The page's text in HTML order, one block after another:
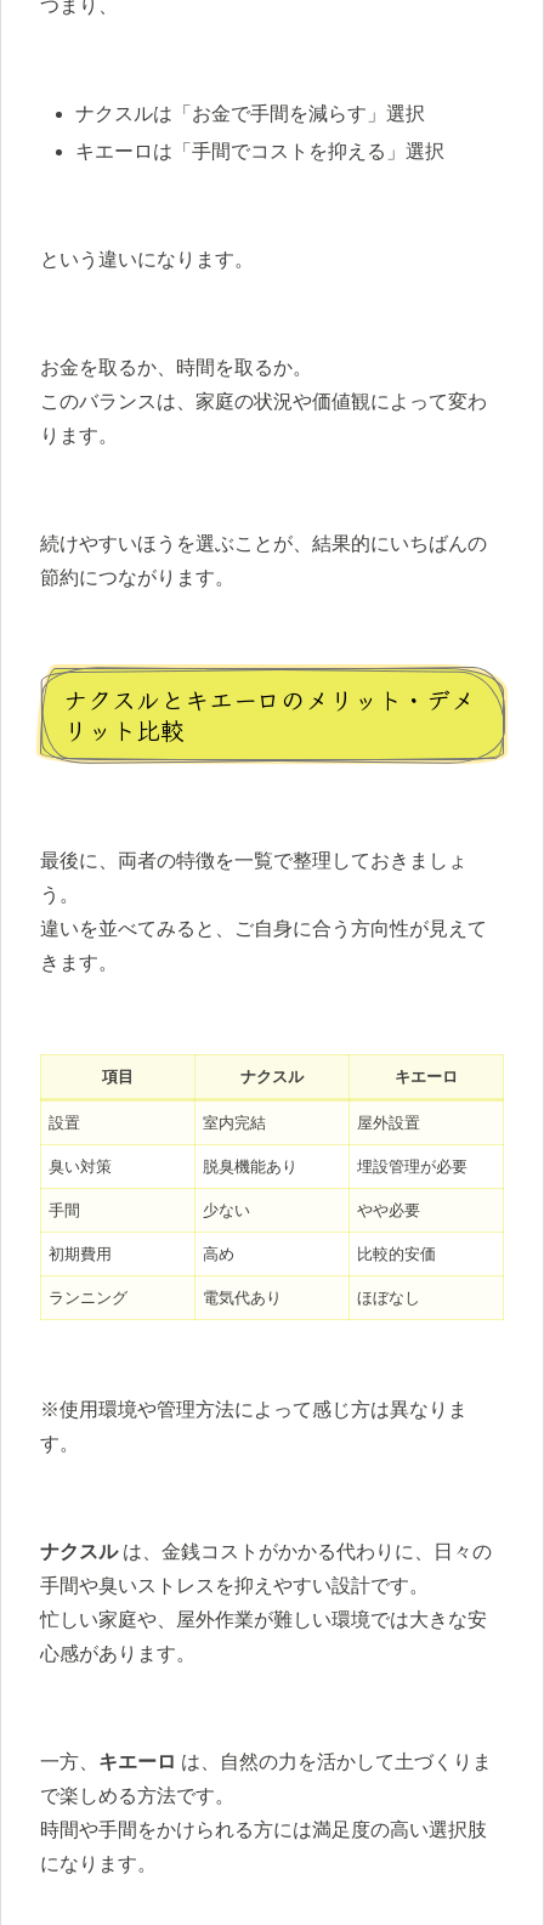
つまり、
ナクスルは「お金で手間を減らす」選択
キエーロは「手間でコストを抑える」選択
という違いになります。
お金を取るか、時間を取るか。
このバランスは、家庭の状況や価値観によって変わ
ります。
続けやすいほうを選ぶことが、結果的にいちばんの
節約につながります。
ナクスルとキエーロのメリット・デメ
リット比較
最後に、両者の特徴を一覧で整理しておきましょ
う。
違いを並べてみると、ご自身に合う方向性が見えて
きます。
項目 ナクスル キエーロ
設置 室内完結 屋外設置
臭い対策 脱臭機能あり 埋設管理が必要
手間 少ない やや必要
初期費用 高め 比較的安価
ランニング 電気代あり ほぼなし
※使用環境や管理方法によって感じ方は異なりま
す。
ナクスルは、金銭コストがかかる代わりに、日々の
手間や臭いストレスを抑えやすい設計です。
忙しい家庭や、屋外作業が難しい環境では大きな安
心感があります。
一方、 キエーロ は、自然の力を活かして土づくりま
で楽しめる方法です。
時間や手間をかけられる方には満足度の高い選択肢
になります。